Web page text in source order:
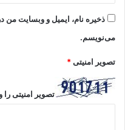
ذخیره نام، ایمیل و وبسایت من
می‌نویسم.
تصویر امنیتی*
تصویر امنیتی را